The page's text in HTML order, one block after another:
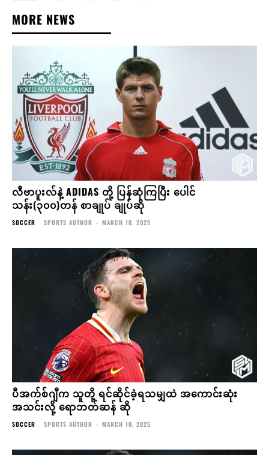
MORE NEWS
လီဗာပူးလ်နဲ့ ADIDAS တို့ ပြန်ဆုံကြပြီး ပေါင်
သန်း(၃၀၀)တန် စာချုပ် ချုပ်ဆို
SOCCER SPORTS AUTHOR - MARCH 10, 2025
ပီအက်စ်ဂျီက သူတို့ ရင်ဆိုင်ခဲ့ရသမျှထဲ အကောင်းဆုံး
အသင်းလို့ ရောဘတ်ဆန် ဆို
SOCCER SPORTS AUTHOR - MARCH 10, 2025